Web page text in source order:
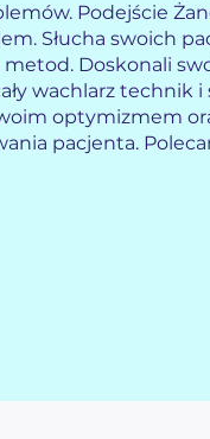
Podejście
Słucha swoich
Doskonali
wachlarz technik i
optymizmem
pacjenta.